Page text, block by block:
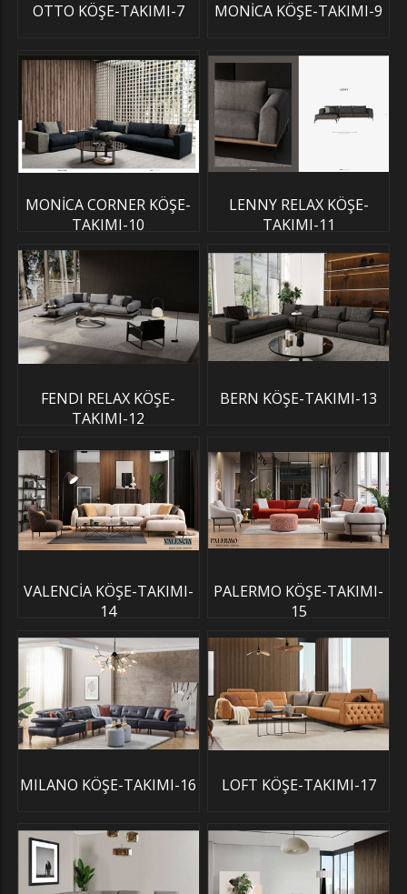
OTTO KÖŞE-TAKIMI-7 MONİCA KÖŞE-TAKIMI-9
MONİCA CORNER KÖŞE-
TAKIMI-10
LENNY RELAX KÖŞE-
TAKIMI-11
FENDI RELAX KÖŞE-
TAKIMI-12
BERN KÖŞE-TAKIMI-13
VALENCİA KÖŞE-TAKIMI-
14
PALERMO KÖŞE-TAKIMI-
15
MILANO KÖŞE-TAKIMI-16 LOFT KÖŞE-TAKIMI-17